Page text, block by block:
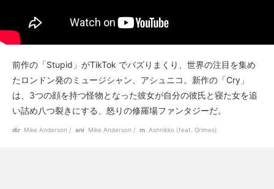
前作の「Stupid」がTikTok でバズりまくり、世界の注目を集め
たロンドン発のミュージシャン、アシュニコ。新作の「Cry」
は、3つの顔を持つ怪物となった彼女が自分の彼氏と寝た女を追
い詰め八つ裂きにする、怒りの修羅場ファンタジーだ。
dir Mike Anderson ani Mike Anderson m Ashnikko (feat. Grimes)